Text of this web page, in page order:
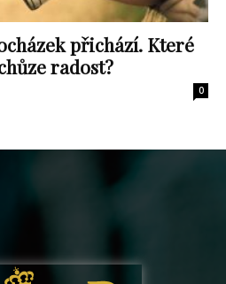
přichází. Které
radost?
0